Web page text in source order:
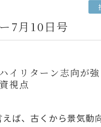
7月10日号
イリターン志向が
視点
ば、古くから景気動